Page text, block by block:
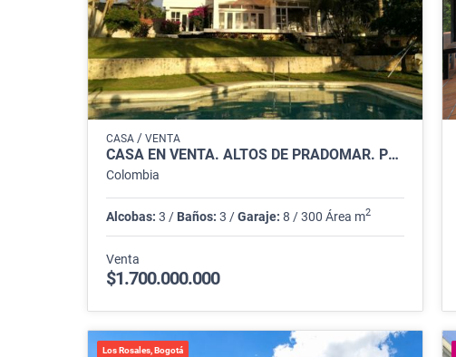
CASA / VENTA
CASA EN VENTA. ALTOS DE PRADOMAR. PUERTO COLOMBIA.
Colombia
Alcobas: 3 / Baños: 3 /Garaje: 8 / 300 Área m2
Venta
$1.700.000.000
Los Rosales, Bogotá